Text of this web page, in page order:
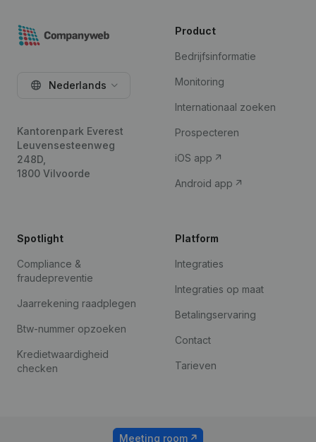
Nederlands
Kantorenpark Everest
Leuvensesteenweg
248D,
1800 Vilvoorde
Product
Bedrijfsinformatie
Monitoring
Internationaal zoeken
Prospecteren
iOS app
Android app
Spotlight
Compliance &
fraudepreventie
Jaarrekening raadplegen
Btw-nummer opzoeken
Kredietwaardigheid
checken
Platform
Integraties
Integraties op maat
Betalingservaring
Contact
Tarieven
Meeting room